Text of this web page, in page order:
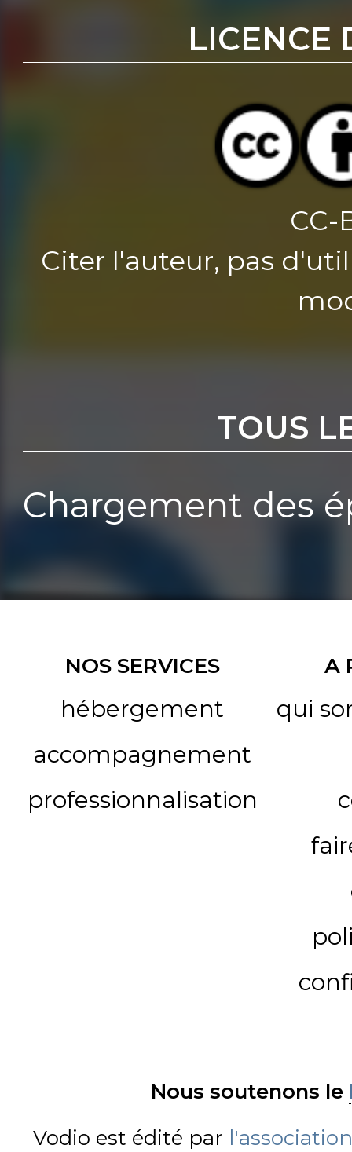
LICENCE
CC-
Citer l'auteur, pas
TOUS
Chargement des
NOS SERVICES
hébergement
accompagnement
professionnalisation
A
qui